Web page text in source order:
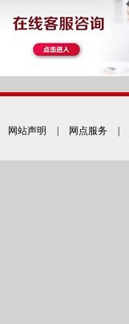
网站声明 网点服务